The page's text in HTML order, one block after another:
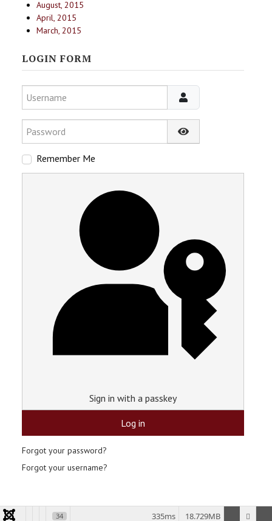
August, 2015
April, 2015
March, 2015
LOGIN FORM
Username
Password
Show Password
Remember Me
Sign in with a passkey
Log in
Forgot your password?
Forgot your username?
34 18.729MB
335ms